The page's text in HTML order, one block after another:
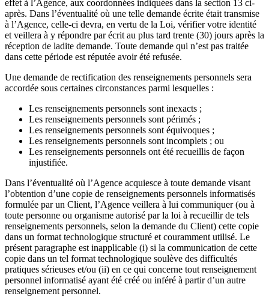
effet à l’Agence, aux coordonnées indiquées dans la section 13 ci-
après. Dans l’éventualité où une telle demande écrite était transmise
à l’Agence, celle-ci devra, en vertu de la Loi, vérifier votre identité
et veillera à y répondre par écrit au plus tard trente (30) jours après la
réception de ladite demande. Toute demande qui n’est pas traitée
dans cette période est réputée avoir été refusée.
Une demande de rectification des renseignements personnels sera
accordée sous certaines circonstances parmi lesquelles :
Les renseignements personnels sont inexacts ;
Les renseignements personnels sont périmés ;
Les renseignements personnels sont équivoques ;
Les renseignements personnels sont incomplets ; ou
Les renseignements personnels ont été recueillis de façon
injustifiée.
Dans l’éventualité où l’Agence acquiesce à toute demande visant
l’obtention d’une copie de renseignements personnels informatisés
formulée par un Client, l’Agence veillera à lui communiquer (ou à
toute personne ou organisme autorisé par la loi à recueillir de tels
renseignements personnels, selon la demande du Client) cette copie
dans un format technologique structuré et couramment utilisé. Le
présent paragraphe est inapplicable (i) si la communication de cette
copie dans un tel format technologique soulève des difficultés
pratiques sérieuses et/ou (ii) en ce qui concerne tout renseignement
personnel informatisé ayant été créé ou inféré à partir d’un autre
renseignement personnel.